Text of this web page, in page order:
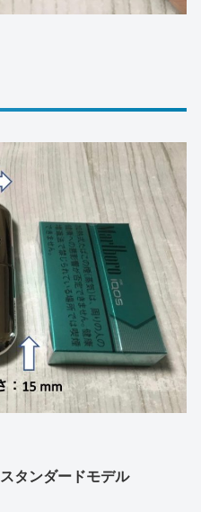
スタンダードモデル